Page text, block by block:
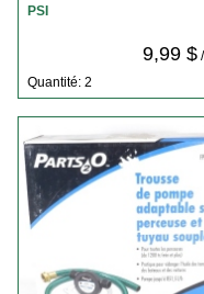
PSI
9,99 $/
Quantité: 2